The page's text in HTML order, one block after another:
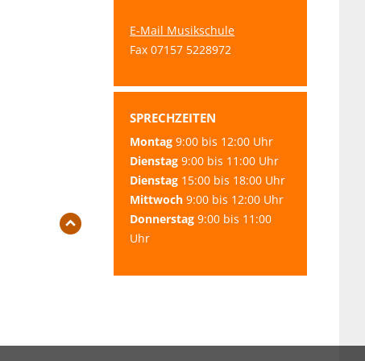
E-Mail Musikschule
Fax 07157 5228972
SPRECHZEITEN
Montag 9:00 bis 12:00 Uhr
Dienstag 9:00 bis 11:00 Uhr
Dienstag 15:00 bis 18:00 Uhr
Mittwoch 9:00 bis 12:00 Uhr
Donnerstag 9:00 bis 11:00
Uhr